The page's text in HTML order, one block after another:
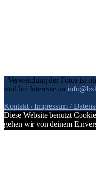
Verwendung der Fotos ist
sind bei Interesse an
Kontakt / Impressum /
Diese Website benutzt
gehen wir von deinem